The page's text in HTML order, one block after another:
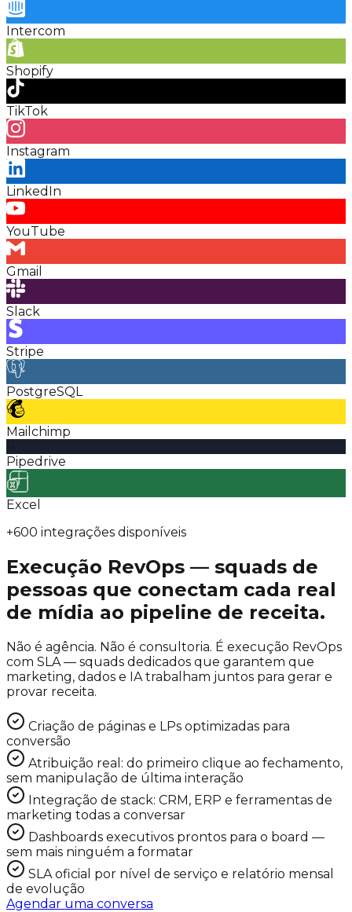
Intercom
Shopify
TikTok
Instagram
LinkedIn
YouTube
Gmail
Slack
Stripe
PostgreSQL
Mailchimp
Pipedrive
Excel
+600 integrações disponíveis
Execução RevOps — squads de
pessoas que conectam cada real
de mídia ao pipeline de receita.
Não é agência. Não é consultoria. É execução RevOps
com SLA — squads dedicados que garantem que
marketing, dados e IA trabalham juntos para gerar e
provar receita.
Criação de páginas e LPs optimizadas para
conversão
Atribuição real: do primeiro clique ao fechamento,
sem manipulação de última interação
Integração de stack: CRM, ERP e ferramentas de
marketing todas a conversar
Dashboards executivos prontos para o board —
sem mais ninguém a formatar
SLA oficial por nível de serviço e relatório mensal
de evolução
Agendar uma conversa